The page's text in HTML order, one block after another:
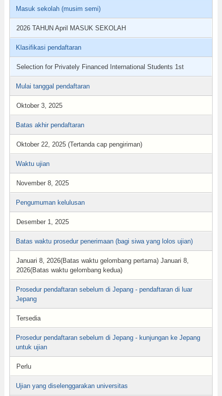
Masuk sekolah (musim semi)
2026 TAHUN April MASUK SEKOLAH
Klasifikasi pendaftaran
Selection for Privately Financed International Students 1st
Mulai tanggal pendaftaran
Oktober 3, 2025
Batas akhir pendaftaran
Oktober 22, 2025 (Tertanda cap pengiriman)
Waktu ujian
November 8, 2025
Pengumuman kelulusan
Desember 1, 2025
Batas waktu prosedur penerimaan (bagi siwa yang lolos ujian)
Januari 8, 2026(Batas waktu gelombang pertama) Januari 8,
2026(Batas waktu gelombang kedua)
Prosedur pendaftaran sebelum di Jepang - pendaftaran di luar
Jepang
Tersedia
Prosedur pendaftaran sebelum di Jepang - kunjungan ke Jepang
untuk ujian
Perlu
Ujian yang diselenggarakan universitas